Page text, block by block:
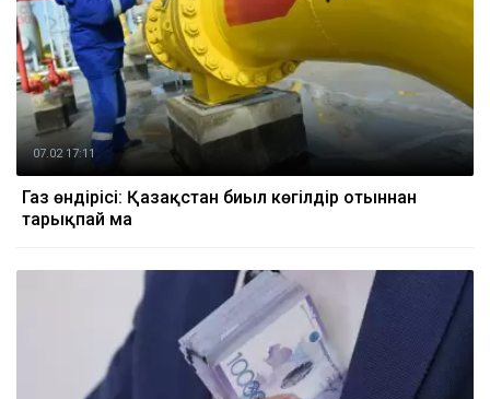
07.02 17:11
Газ өндірісі: Қазақстан биыл көгілдір отыннан
тарықпай ма